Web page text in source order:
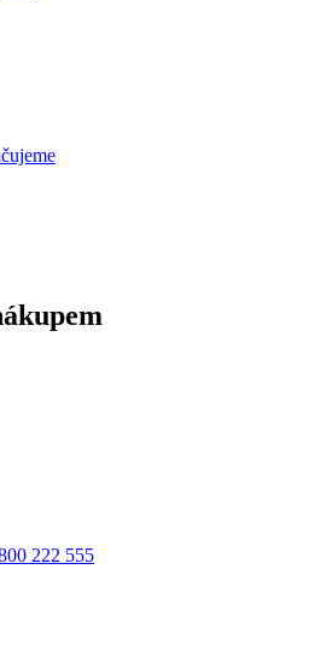
222 555